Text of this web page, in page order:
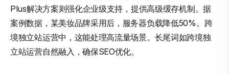
Plus解决方案则强化企业级支持，提供高级缓存机制。据
案例数据，某美妆品牌采用后，服务器负载降低50%。跨
境独立站运营中，这能处理高流量场景。长尾词如跨境独
立站运营自然融入，确保SEO优化。